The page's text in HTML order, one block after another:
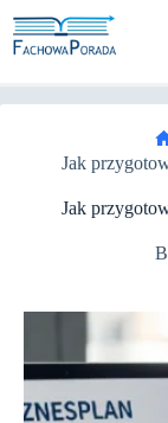
do
treści
Jak
Jak